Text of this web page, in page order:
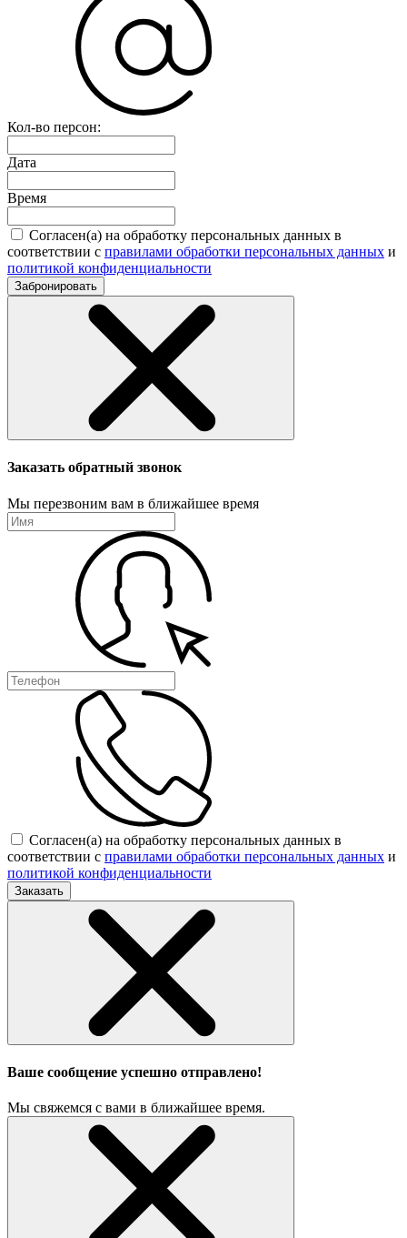
Кол-во персон:
Дата
Время
Согласен(а) на обработку персональных данных в
соответствии с правилами обработки персональных данных и
политикой конфиденциальности
Забронировать
Заказать обратный звонок
Мы перезвоним вам в ближайшее время
Согласен(а) на обработку персональных данных в
соответствии с правилами обработки персональных данных и
политикой конфиденциальности
Заказать
Ваше сообщение успешно отправлено!
Мы свяжемся с вами в ближайшее время.